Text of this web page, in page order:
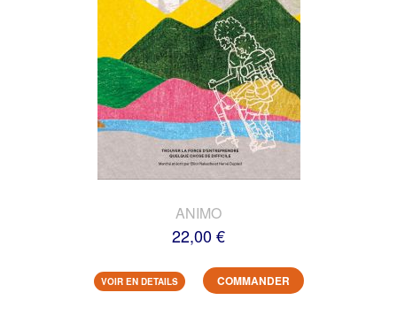
ANIMO
22,00 €
VOIR EN DETAILS COMMANDER